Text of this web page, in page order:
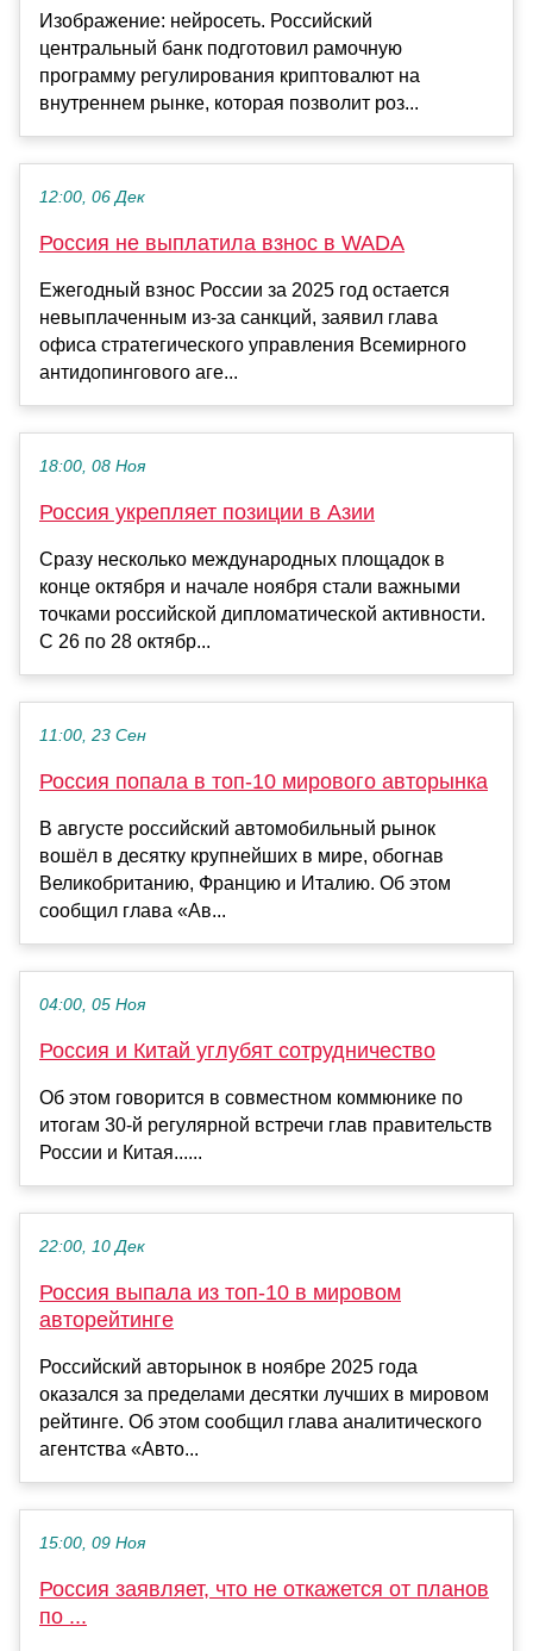
Изображение: нейросеть. Российский
центральный банк подготовил рамочную
программу регулирования криптовалют на
внутреннем рынке, которая позволит роз...
12:00, 06 Дек
Россия не выплатила взнос в WADA
Ежегодный взнос России за 2025 год остается
невыплаченным из-за санкций, заявил глава
офиса стратегического управления Всемирного
антидопингового аге...
18:00, 08 Ноя
Россия укрепляет позиции в Азии
Сразу несколько международных площадок в
конце октября и начале ноября стали важными
точками российской дипломатической активности.
С 26 по 28 октябр...
11:00, 23 Сен
Россия попала в топ-10 мирового авторынка
В августе российский автомобильный рынок
вошёл в десятку крупнейших в мире, обогнав
Великобританию, Францию и Италию. Об этом
сообщил глава «Ав...
04:00, 05 Ноя
Россия и Китай углубят сотрудничество
Об этом говорится в совместном коммюнике по
итогам 30-й регулярной встречи глав правительств
России и Китая......
22:00, 10 Дек
Россия выпала из топ-10 в мировом
авторейтинге
Российский авторынок в ноябре 2025 года
оказался за пределами десятки лучших в мировом
рейтинге. Об этом сообщил глава аналитического
агентства «Авто...
15:00, 09 Ноя
Россия заявляет, что не откажется от планов
по ...